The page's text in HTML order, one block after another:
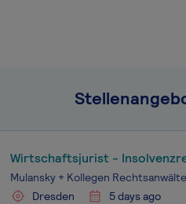
Wirtschaftsjurist -
Mulansky + Kollegen
Dresden
5 days ago